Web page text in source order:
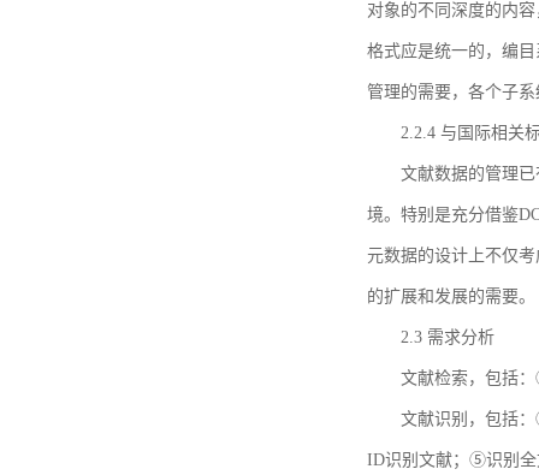
对象的不同深度的内
格式应是统一的，编
管理的需要，各个子
2.2.4 与国际相关
文献数据的管理
境。特别是充分借鉴
元数据的设计上不仅
的扩展和发展的需要。
2.3 需求分析
文献检索，包括
文献识别，包括
ID识别文献；⑤识别全